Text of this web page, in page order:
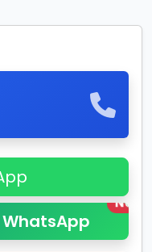
WhatsApp
New